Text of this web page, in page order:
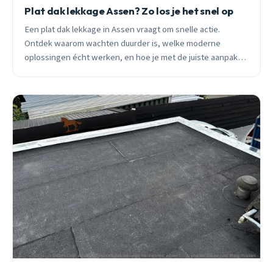
Plat dak lekkage Assen? Zo los je het snel op
Een plat dak lekkage in Assen vraagt om snelle actie.
Ontdek waarom wachten duurder is, welke moderne
oplossingen écht werken, en hoe je met de juiste aanpak